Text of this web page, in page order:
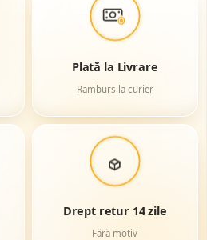
Plată la Livrare
Ramburs la curier
Drept retur 14 zile
Fără motiv